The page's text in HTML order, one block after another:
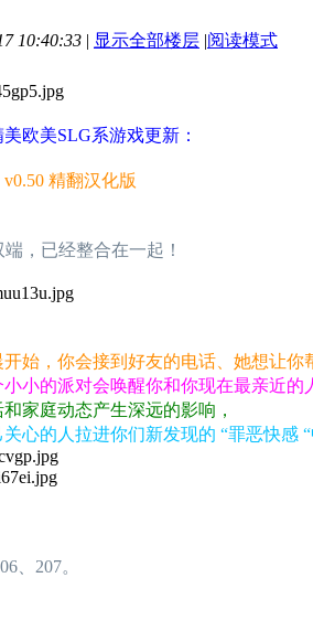
10:40:33 | 显示全部楼层 |阅读模式
欧美SLG系游戏更新：
精翻汉化版
，已经整合在一起！
始，你会接到好友的电话、她想让你
小的派对会唤醒你和你现在最亲近的
家庭动态产生深远的影响，
心的人拉进你们新发现的 “罪恶快感
、207。